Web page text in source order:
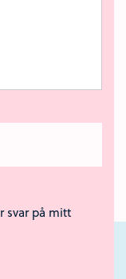
svar på mitt